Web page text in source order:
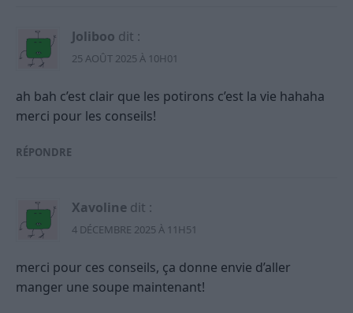
Joliboo dit :
25 AOÛT 2025 À 10H01
ah bah c’est clair que les potirons c’est la vie hahaha
merci pour les conseils!
RÉPONDRE
Xavoline dit :
4 DÉCEMBRE 2025 À 11H51
merci pour ces conseils, ça donne envie d’aller
manger une soupe maintenant!